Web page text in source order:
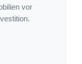
vor